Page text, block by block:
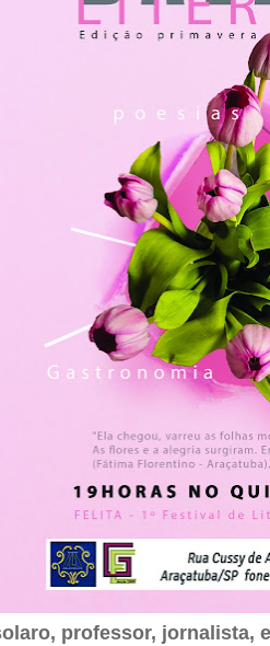
professor, jornalista,